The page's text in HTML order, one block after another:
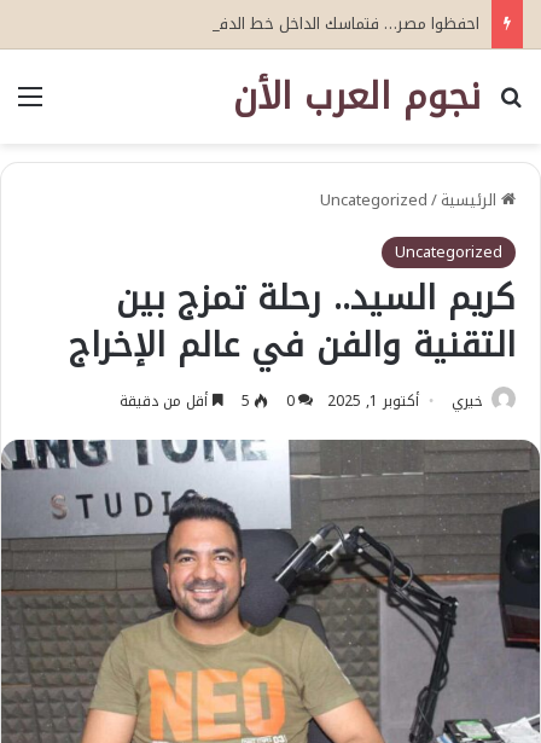
احفظوا مصر… فتماسك الداخل خط الدفاع الأول
نجوم العرب الأن
بحث عن
الرئيسية/
Uncategorized
Uncategorized
كريم السيد.. رحلة تمزج بين
التقنية والفن في عالم الإخراج
خيري أكتوبر 1, 2025 0
5 أقل من دقيقة